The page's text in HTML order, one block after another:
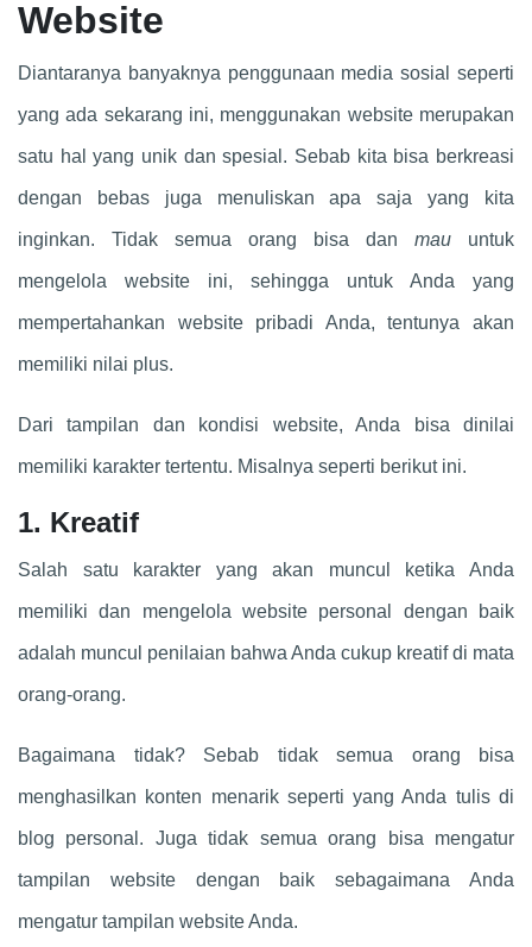
Website
Diantaranya banyaknya penggunaan media sosial seperti
yang ada sekarang ini, menggunakan website merupakan
satu hal yang unik dan spesial. Sebab kita bisa berkreasi
dengan bebas juga menuliskan apa saja yang kita
inginkan. Tidak semua orang bisa dan mau untuk
mengelola website ini, sehingga untuk Anda yang
mempertahankan website pribadi Anda, tentunya akan
memiliki nilai plus.
Dari tampilan dan kondisi website, Anda bisa dinilai
memiliki karakter tertentu. Misalnya seperti berikut ini.
1. Kreatif
Salah satu karakter yang akan muncul ketika Anda
memiliki dan mengelola website personal dengan baik
adalah muncul penilaian bahwa Anda cukup kreatif di mata
orang-orang.
Bagaimana tidak? Sebab tidak semua orang bisa
menghasilkan konten menarik seperti yang Anda tulis di
blog personal. Juga tidak semua orang bisa mengatur
tampilan website dengan baik sebagaimana Anda
mengatur tampilan website Anda.